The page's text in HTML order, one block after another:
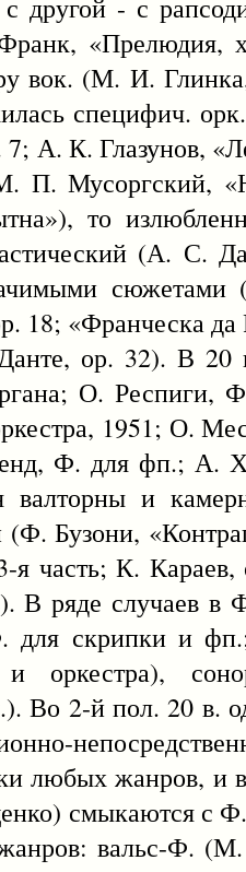
другой - с
«Прелюдия,
вок. (М. И.
специфич.
А. К. Глазунов,
П. Мусоргский,
то
(А. С.
18; «Франческа
ор. 32). В
О.
1951; О.
Ф. для фп.; А.
и
(Ф. Бузони,
часть; К.
В ряде случаев
для скрипки и
и оркестра),
Во 2-й пол. 20 в.
любых жанров, и
смыкаются с
жанров: вальс-Ф.